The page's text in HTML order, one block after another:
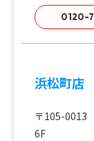
0120-
浜松町店
〒105-
6F